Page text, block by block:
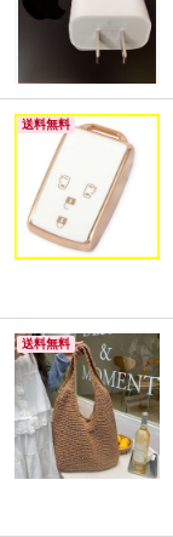
送料無料
送料無料